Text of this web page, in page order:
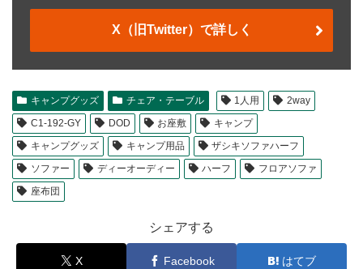
X（旧Twitter）で詳しく
キャンプグッズ チェア・テーブル 1人用
2way
C1-192-GY
DOD お座敷
キャンプ
キャンプグッズ
キャンプ用品
ザシキソファハーフ
ソファー
ディーオーディー ハーフ
フロアソファ
座布団
シェアする
X Facebook はてブ